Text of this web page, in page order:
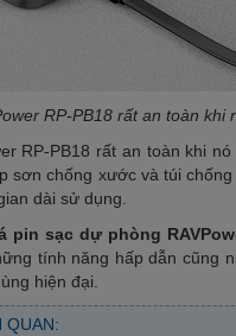
RP-PB18 rất an toàn
RP-PB18 rất an toàn khi
sơn chống xước và túi
dài sử dụng.
pin sạc dự phòng
tính năng hấp dẫn cũng
hiện đại.
QUAN: